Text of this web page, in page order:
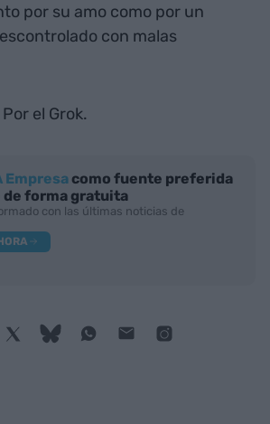
por su amo como por un
con malas
el Grok.
Empresa como fuente preferida
de forma gratuita
con las últimas noticias de